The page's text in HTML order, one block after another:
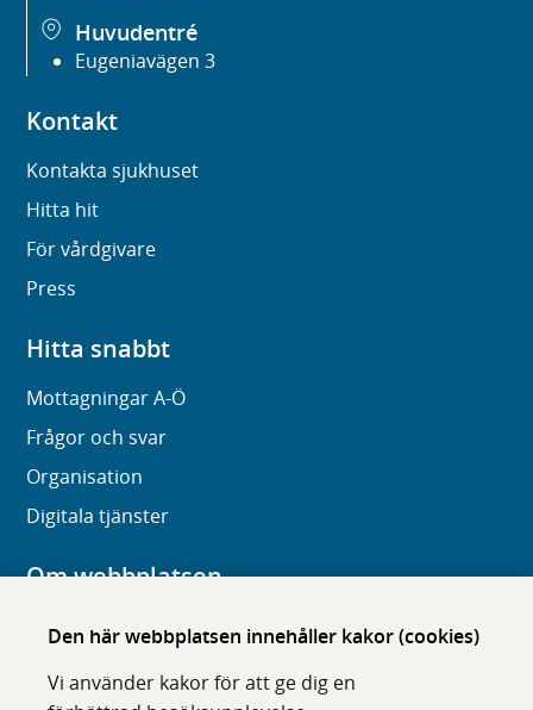
Den här webbplatsen innehåller kakor (cookies)
Vi använder kakor för att ge dig en
Huvudentré
Eugeniavägen 3
Kontakt
Kontakta sjukhuset
Hitta hit
För vårdgivare
Press
Hitta snabbt
Mottagningar A-Ö
Frågor och svar
Organisation
Digitala tjänster
Om webbplatsen
Om karolinska.se
Tillgänglighet